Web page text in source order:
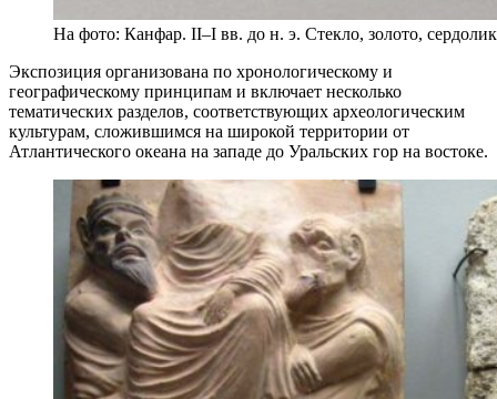
На фото: Канфар. II–I вв. до н. э. Стекло, золото,
Экспозиция организована по хронологическому и
географическому принципам и включает несколько
тематических разделов, соответствующих археологическим
культурам, сложившимся на широкой территории от
Атлантического океана на западе до Уральских гор на востоке.